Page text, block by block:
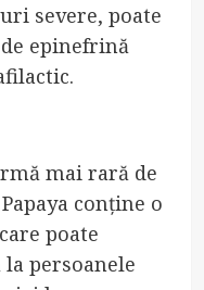
severe, poate
epinefrină
mai rară de
conține o
poate
la persoanele